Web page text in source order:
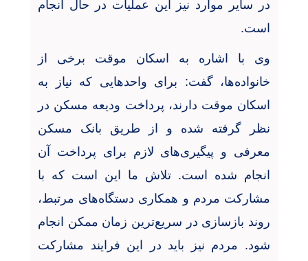
در سایر موارد نیز این عملیات در حال انجام
است.
وی با اشاره به اسکان موقت برخی از
خانواده‌ها، گفت: برای واحدهایی که نیاز به
اسکان موقت دارند، پرداخت ودیعه مسکن در
نظر گرفته شده و از طریق بانک مسکن
معرفی و پیگیری‌های لازم برای پرداخت آن
انجام شده است. تلاش ما این است که با
مشارکت مردم و همکاری دستگاه‌های مرتبط،
روند بازسازی در سریع‌ترین زمان ممکن انجام
شود. مردم نیز باید در این فرایند مشارکت